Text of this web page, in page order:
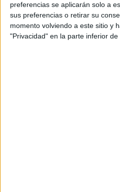
preferencias se aplicarán solo a
sus preferencias o retirar su
momento volviendo a este sitio y
"Privacidad" en la parte inferior de
Términos y
Aceptolos Términos y